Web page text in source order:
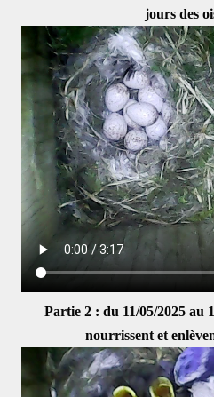
jours des
Partie 2 : du 11/05/2025 au
nourrissent et